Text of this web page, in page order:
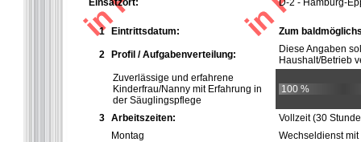
Einsatzort: D-2 - Hamburg-
1 Eintrittsdatum: Zum
2 Profil / Aufgabenverteilung:
Diese Angaben
Haushalt/Betrieb
Zuverlässige und erfahrene
Kinderfrau/Nanny mit Erfahrung in
der Säuglingspflege
100 %
3 Arbeitszeiten: Vollzeit(30
Montag
Wechseldienst